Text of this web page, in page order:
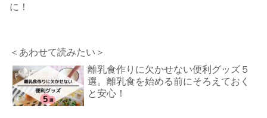
に！
＜あわせて読みたい＞
離乳食作りに欠かせない便利グッズ５
選。離乳食を始める前にそろえておく
と安心！